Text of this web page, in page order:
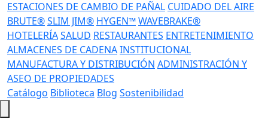
ESTACIONES DE CAMBIO DE PAÑAL CUIDADO DEL AIRE
BRUTE®SLIM JIM® HYGEN™WAVEBRAKE®
HOTELERÍASALUD RESTAURANTES ENTRETENIMIENTO
ALMACENES DE CADENAINSTITUCIONAL
MANUFACTURA Y DISTRIBUCIÓN ADMINISTRACIÓN Y
ASEO DE PROPIEDADES
Catálogo Biblioteca Blog Sostenibilidad